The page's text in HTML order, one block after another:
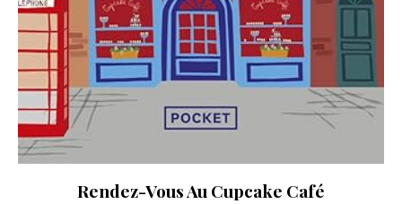
Rendez-Vous Au Cupcake Café